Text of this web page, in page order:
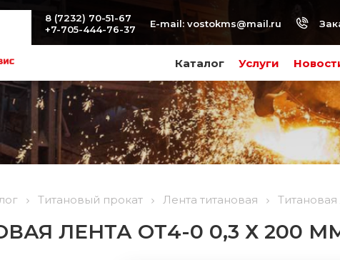
Каталог Услуги
8 (7232) 70-51-67
+7-705-444-76-37
E-mail: vostokms@mail.ru
Титановый прокат Лента титановая
ЛЕНТА ОТ4-0 0,3 Х 200